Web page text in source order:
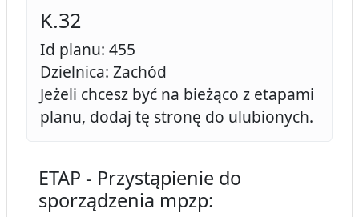
K.32
Id planu: 455
Dzielnica: Zachód
Jeżeli chcesz być na bieżąco z etapami
planu, dodaj tę stronę do ulubionych.
ETAP - Przystąpienie do
sporządzenia mpzp: